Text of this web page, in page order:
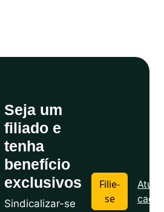
Seja um
filiado e
tenha
benefício
exclusivos
Sindicalizar-se
Filie-
se